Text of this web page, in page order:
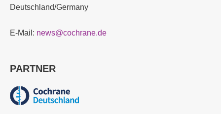
Deutschland/Germany
E-Mail: news@cochrane.de
PARTNER